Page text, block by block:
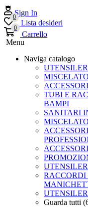
Sign In
0
Lista desideri
0
Carrello
Menu
Naviga catalogo
TUBI E
BAMPI
SANITARI
RACCORDI
Guarda tutti